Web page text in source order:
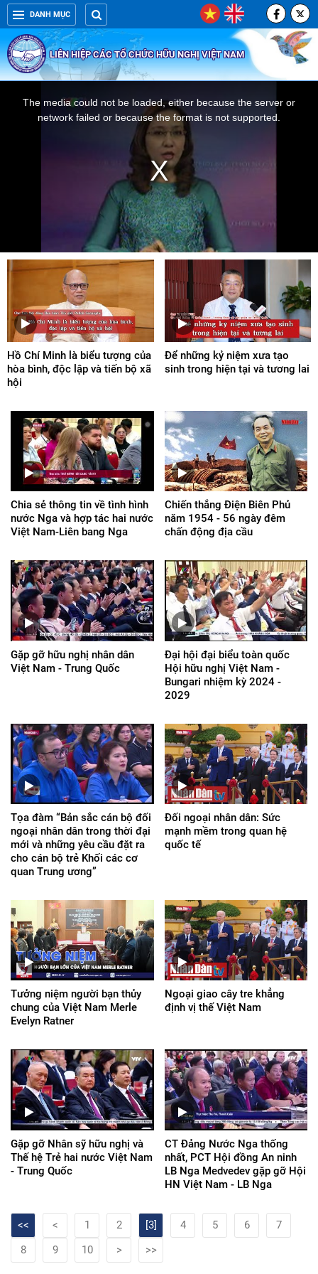
DANH MỤC
LIÊN HIỆP CÁC TỔ CHỨC HỮU NGHỊ VIỆT NAM
The media could not be loaded, either because the server or
network failed or because the format is not supported.
Hồ Chí Minh là biểu tượng của
hòa bình, độc lập và tiến bộ xã
hội
Để những kỷ niệm xưa tạo
sinh trong hiện tại và tương lai
Chia sẻ thông tin về tình hình
nước Nga và hợp tác hai nước
Việt Nam-Liên bang Nga
Chiến thắng Điện Biên Phủ
năm 1954 - 56 ngày đêm
chấn động địa cầu
Gặp gỡ hữu nghị nhân dân
Việt Nam - Trung Quốc
Đại hội đại biểu toàn quốc
Hội hữu nghị Việt Nam -
Bungari nhiệm kỳ 2024 -
2029
Tọa đàm “Bản sắc cán bộ đối
ngoại nhân dân trong thời đại
mới và những yêu cầu đặt ra
cho cán bộ trẻ Khối các cơ
quan Trung ương”
Đối ngoại nhân dân: Sức
mạnh mềm trong quan hệ
quốc tế
Tưởng niệm người bạn thủy
chung của Việt Nam Merle
Evelyn Ratner
Ngoại giao cây tre khẳng
định vị thế Việt Nam
Gặp gỡ Nhân sỹ hữu nghị và
Thế hệ Trẻ hai nước Việt Nam
- Trung Quốc
CT Đảng Nước Nga thống
nhất, PCT Hội đồng An ninh
LB Nga Medvedev gặp gỡ Hội
HN Việt Nam - LB Nga
<< < 1 2 [3] 4 5 6
7
8
9 10 > >>